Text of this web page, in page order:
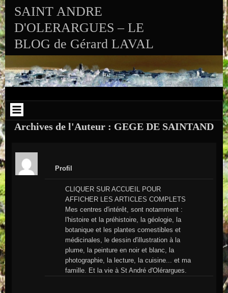
Skip to VISITS_COUNTER_WIDGET
SAINT ANDRE
D'OLERARGUES – LE
BLOG de Gérard LAVAL
Archives de l'Auteur : GEGE DE SAINTAND
Profil
CLIQUER SUR ACCUEIL POUR
AFFICHER LES ARTICLES COMPLETS
Mes centres d'intérêt, sont notamment :
l'histoire et la préhistoire, la géologie, la
botanique et les plantes comestibles et
médicinales, le dessin d'illustration à la
plume, la peinture en noir et blanc, la
photographie, la lecture, la cuisine... et ma
famille. Et la vie à St André d'Olérargues.